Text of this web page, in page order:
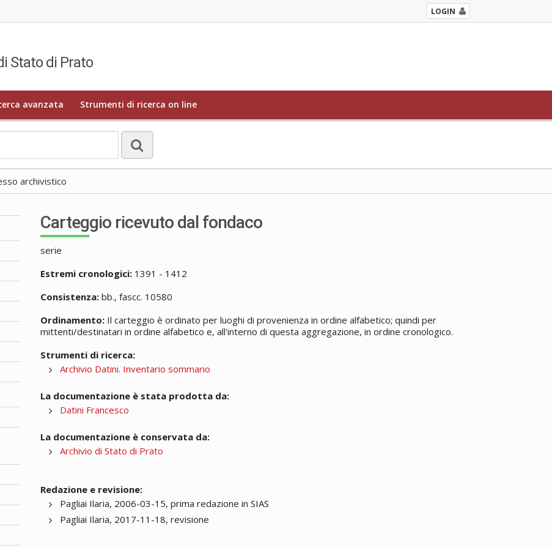
LOGIN
Stato di Prato
avanzata Strumenti di ricerca on line
archivistico
Carteggio ricevuto dal fondaco
serie
Estremi cronologici: 1391 - 1412
Consistenza: bb., fascc. 10580
Ordinamento: Il carteggio è ordinato per luoghi di provenienza in ordine alfabetico; quindi per
mittenti/destinatari in ordine alfabetico e, all'interno di questa aggregazione, in ordine cronologico.
Strumenti di ricerca:
Archivio Datini. Inventario sommario
La documentazione è stata prodotta da:
Datini Francesco
La documentazione è conservata da:
Archivio di Stato di Prato
Redazione e revisione:
Pagliai Ilaria, 2006-03-15, prima redazione in SIAS
Pagliai Ilaria, 2017-11-18, revisione